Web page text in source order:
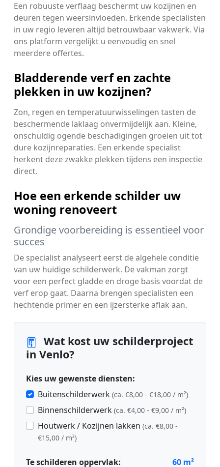
Een robuuste verflaag beschermt uw kozijnen en
deuren tegen weersinvloeden. Erkende specialisten
in uw regio leveren altijd betrouwbaar vakwerk. Via
ons platform vergelijkt u eenvoudig en snel
meerdere offertes.
Bladderende verf en zachte
plekken in uw kozijnen?
Zon, regen en temperatuurwisselingen tasten de
beschermende laklaag onvermijdelijk aan. Kleine,
onschuldig ogende beschadigingen groeien uit tot
dure kozijnreparaties. Een erkende specialist
herkent deze zwakke plekken tijdens een inspectie
direct.
Hoe een erkende schilder uw
woning renoveert
Grondige voorbereiding is essentieel voor
succes
De specialist analyseert eerst de algehele conditie
van uw huidige schilderwerk. De vakman zorgt
voor een perfect gladde en droge basis voordat de
verf erop gaat. Daarna brengen specialisten een
hechtende primer en een ijzersterke aflak aan.
Wat kost uw schilderproject
in Venlo?
Kies uw gewenste diensten:
Buitenschilderwerk (ca. €8,00 - €18,00 / m²)
Binnenschilderwerk (ca. €4,00 - €9,00 / m²)
Houtwerk / Kozijnen lakken (ca. €8,00 -
€15,00 / m²)
Te schilderen oppervlak: 60 m²